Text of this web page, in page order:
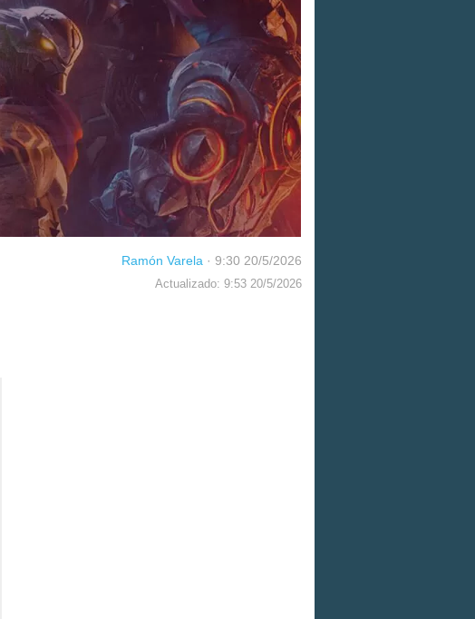
Ramón Varela · 9:30 20/5/2026
Actualizado: 9:53 20/5/2026